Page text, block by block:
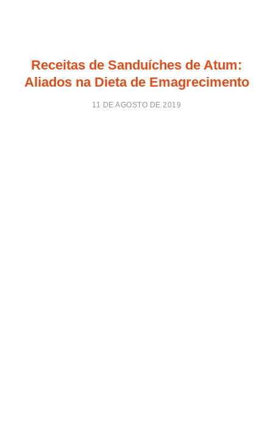
Receitas de Sanduíches de Atum:
Aliados na Dieta de Emagrecimento
11 DE AGOSTO DE 2019